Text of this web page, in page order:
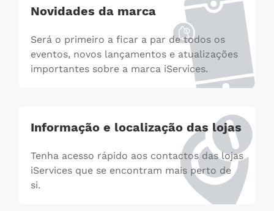
Novidades da marca
Será o primeiro a ficar a par de todos os
eventos, novos lançamentos e atualizações
importantes sobre a marca iServices.
Informação e localização das lojas
Tenha acesso rápido aos contactos das lojas
iServices que se encontram mais perto de
si.